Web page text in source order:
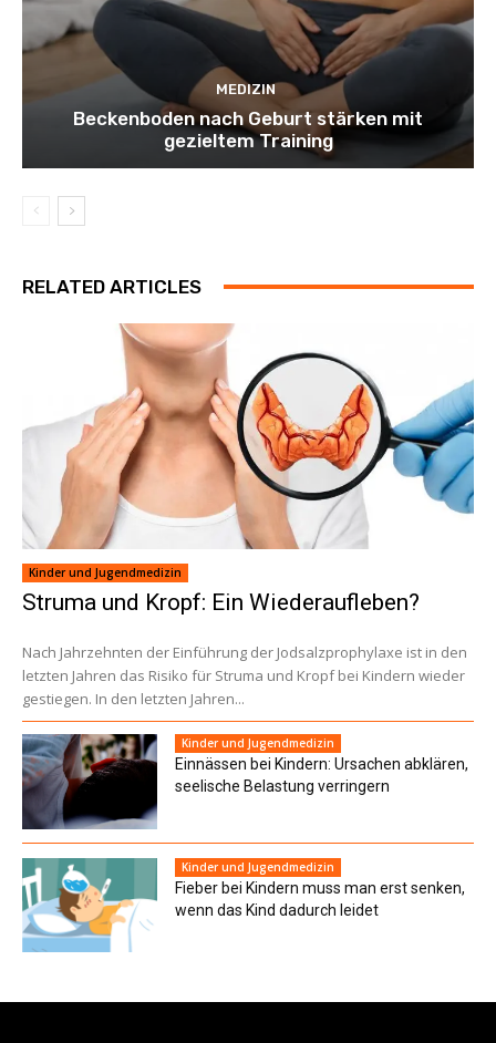
MEDIZIN
Beckenboden nach Geburt stärken mit
gezieltem Training
RELATED ARTICLES
Kinder und Jugendmedizin
Struma und Kropf: Ein Wiederaufleben?
Nach Jahrzehnten der Einführung der Jodsalzprophylaxe ist in den
letzten Jahren das Risiko für Struma und Kropf bei Kindern wieder
gestiegen. In den letzten Jahren...
Kinder und Jugendmedizin
Einnässen bei Kindern: Ursachen abklären,
seelische Belastung verringern
Kinder und Jugendmedizin
Fieber bei Kindern muss man erst senken,
wenn das Kind dadurch leidet